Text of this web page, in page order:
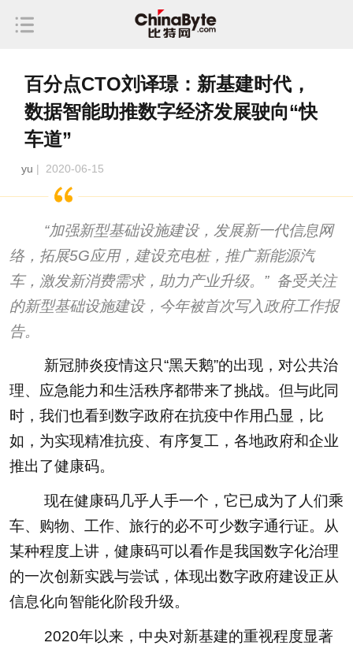
百分点CTO刘译璟：新基建时代，
数据智能助推数字经济发展驶向“快
车道”
yu | 2020-06-15
“加强新型基础设施建设，发展新一代信息网
络，拓展5G应用，建设充电桩，推广新能源汽
车，激发新消费需求，助力产业升级。” 备受关注
的新型基础设施建设，今年被首次写入政府工作报
告。
新冠肺炎疫情这只“黑天鹅”的出现，对公共治
理、应急能力和生活秩序都带来了挑战。但与此同
时，我们也看到数字政府在抗疫中作用凸显，比
如，为实现精准抗疫、有序复工，各地政府和企业
推出了健康码。
现在健康码几乎人手一个，它已成为了人们乘
车、购物、工作、旅行的必不可少数字通行证。从
某种程度上讲，健康码可以看作是我国数字化治理
的一次创新实践与尝试，体现出数字政府建设正从
信息化向智能化阶段升级。
2020年以来，中央对新基建的重视程度显著